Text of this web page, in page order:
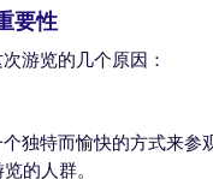
要性
游览的几个原因：
独特而愉快的方式来参
的人群。